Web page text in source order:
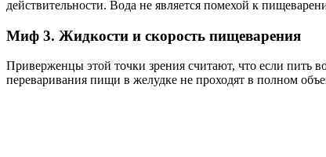
действительности. Вода не является помехой к
Миф 3. Жидкости и скорость пищеварения
Приверженцы этой точки зрения считают, что если пить
переваривания пищи в желудке не проходят в полном